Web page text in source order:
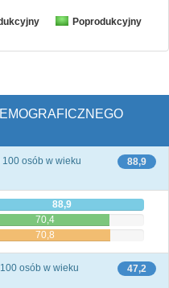
Poprodukcyjny
88,9
osób w wieku
88,9
70,4
70,8
47,2
osób w wieku